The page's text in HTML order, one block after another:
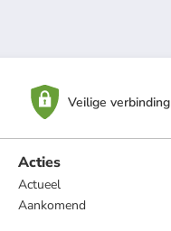
Veilige verbinding
Acties
Actueel
Aankomend